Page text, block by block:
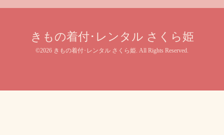
きもの着付･レンタル さくら姫
©2026 きもの着付･レンタル さくら姫. All Rights Reserved.